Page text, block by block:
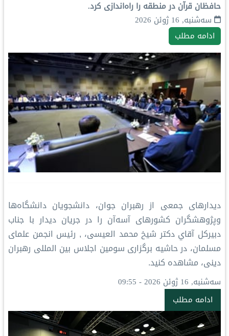
حافظان قرآن در منطقه را راه‌اندازی کرد.
سه‌شنبه, 16 ژوئن 2026
ادامه مطلب
دیدارهای جمعی از رهبران جوان، دانشجویان دانشگاه‌ها
وپژوهشگران کشورهای آسه‌آن را در جریان دیدار با جناب
دبیرکل آقاي دکتر شيخ محمد العیسی، , رئیس انجمن علمای
مسلمان، در حاشیه برگزاری سومین اجلاس بین‌ المللی رهبران
دینی، مشاهده کنید.
سه‌شنبه, 16 ژوئن 2026 - 09:55
ادامه مطلب